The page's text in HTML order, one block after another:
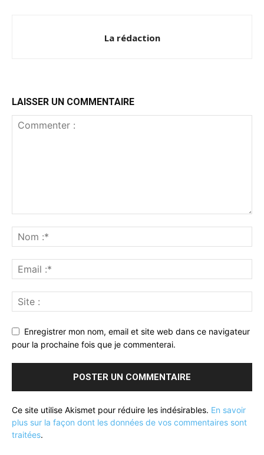
La rédaction
LAISSER UN COMMENTAIRE
Enregistrer mon nom, email et site web dans ce navigateur
pour la prochaine fois que je commenterai.
Ce site utilise Akismet pour réduire les indésirables. En savoir
plus sur la façon dont les données de vos commentaires sont
traitées.